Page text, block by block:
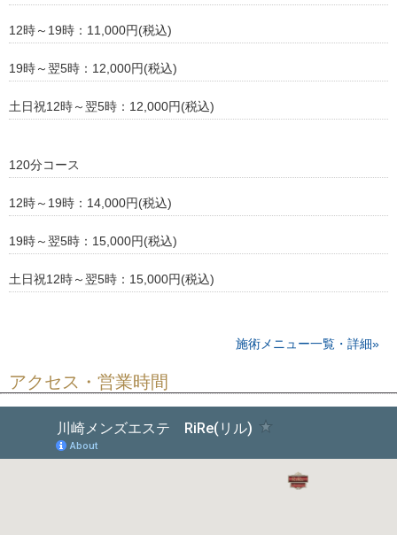
12時～19時：11,000円(税込)
19時～翌5時：12,000円(税込)
土日祝12時～翌5時：12,000円(税込)
120分コース
12時～19時：14,000円(税込)
19時～翌5時：15,000円(税込)
土日祝12時～翌5時：15,000円(税込)
施術メニュー一覧・詳細»
アクセス・営業時間